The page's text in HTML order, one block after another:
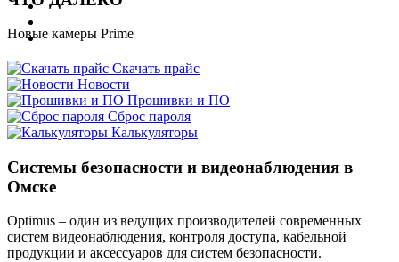
Новые камеры Prime
10X и 20X
далее...
Скачать прайс
Новости
Прошивки и ПО
Сброс пароля
Калькуляторы
Системы безопасности и видеонаблюдения в
Омске
Optimus – один из ведущих производителей современных
систем видеонаблюдения, контроля доступа, кабельной
продукции и аксессуаров для систем безопасности.